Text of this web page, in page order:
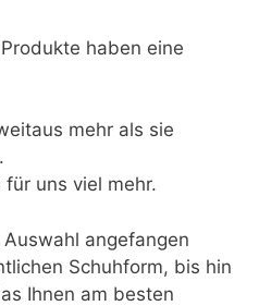
haben eine
mehr als sie
uns viel mehr.
angefangen
Schuhform, bis hin
Ihnen am besten